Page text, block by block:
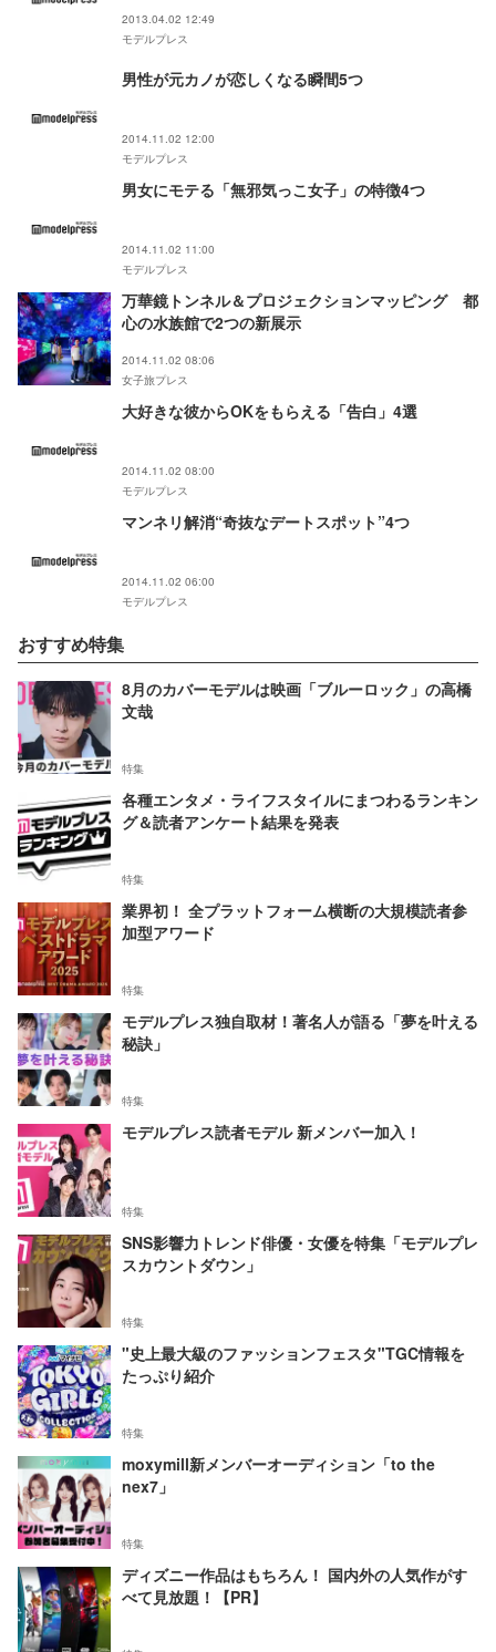
2013.04.02 12:49
モデルプレス
男性が元カノが恋しくなる瞬間5つ
2014.11.02 12:00
モデルプレス
男女にモテる「無邪気っこ女子」の特徴4つ
2014.11.02 11:00
モデルプレス
万華鏡トンネル＆プロジェクションマッピング 都
心の水族館で2つの新展示
2014.11.02 08:06
女子旅プレス
大好きな彼からOKをもらえる「告白」4選
2014.11.02 08:00
モデルプレス
マンネリ解消“奇抜なデートスポット”4つ
2014.11.02 06:00
モデルプレス
おすすめ特集
8月のカバーモデルは映画「ブルーロック」の高橋
文哉
特集
各種エンタメ・ライフスタイルにまつわるランキン
グ＆読者アンケート結果を発表
特集
業界初！ 全プラットフォーム横断の大規模読者参
加型アワード
特集
モデルプレス独自取材！著名人が語る「夢を叶える
秘訣」
特集
モデルプレス読者モデル 新メンバー加入！
特集
SNS影響力トレンド俳優・女優を特集「モデルプレ
スカウントダウン」
特集
"史上最大級のファッションフェスタ"TGC情報を
たっぷり紹介
特集
moxymill新メンバーオーディション「to the
nex7」
特集
ディズニー作品はもちろん！ 国内外の人気作がす
べて見放題！【PR】